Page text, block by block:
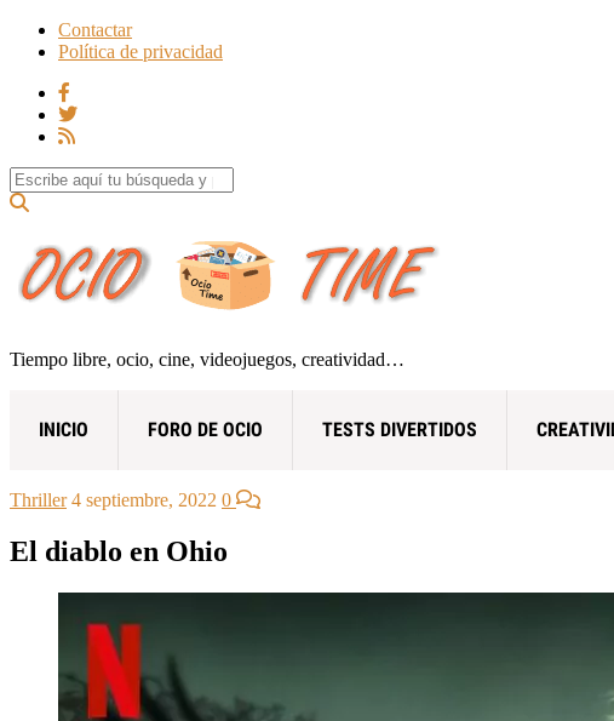
Contactar
Política de privacidad
Search for:
Tiempo libre, ocio, cine, videojuegos, creatividad…
INICIO FORO DE OCIO TESTS DIVERTIDOS
Thriller 4 septiembre, 2022 0
El diablo en Ohio